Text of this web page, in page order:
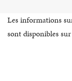
Les informations
sont disponibles